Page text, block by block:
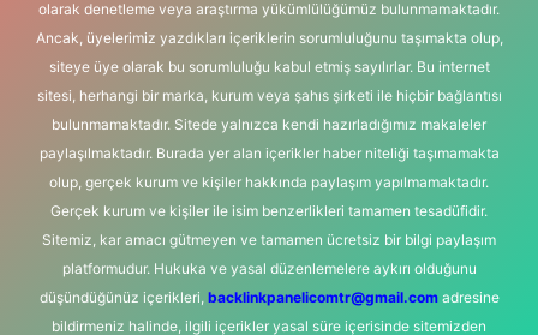
olarak denetleme veya araştırma yükümlülüğümüz bulunmamaktadır.
Ancak, üyelerimiz yazdıkları içeriklerin sorumluluğunu taşımakta olup,
siteye üye olarak bu sorumluluğu kabul etmiş sayılırlar. Bu internet
sitesi, herhangi bir marka, kurum veya şahıs şirketi ile hiçbir bağlantısı
bulunmamaktadır. Sitede yalnızca kendi hazırladığımız makaleler
paylaşılmaktadır. Burada yer alan içerikler haber niteliği taşımamakta
olup, gerçek kurum ve kişiler hakkında paylaşım yapılmamaktadır.
Gerçek kurum ve kişiler ile isim benzerlikleri tamamen tesadüfidir.
Sitemiz, kar amacı gütmeyen ve tamamen ücretsiz bir bilgi paylaşım
platformudur. Hukuka ve yasal düzenlemelere aykırı olduğunu
düşündüğünüz içerikleri, backlinkpanelicomtr@gmail.comadresine
bildirmeniz halinde, ilgili içerikler yasal süre içerisinde sitemizden